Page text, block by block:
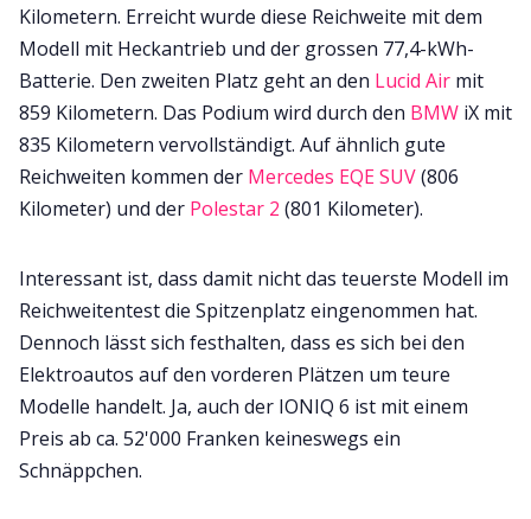
Kilometern. Erreicht wurde diese Reichweite mit dem
Modell mit Heckantrieb und der grossen 77,4-kWh-
Batterie. Den zweiten Platz geht an den Lucid Air mit
859 Kilometern. Das Podium wird durch den BMW iX mit
835 Kilometern vervollständigt. Auf ähnlich gute
Reichweiten kommen der Mercedes EQE SUV(806
Kilometer) und der Polestar 2 (801 Kilometer).
Interessant ist, dass damit nicht das teuerste Modell im
Reichweitentest die Spitzenplatz eingenommen hat.
Dennoch lässt sich festhalten, dass es sich bei den
Elektroautos auf den vorderen Plätzen um teure
Modelle handelt. Ja, auch der IONIQ 6 ist mit einem
Preis ab ca. 52'000 Franken keineswegs ein
Schnäppchen.